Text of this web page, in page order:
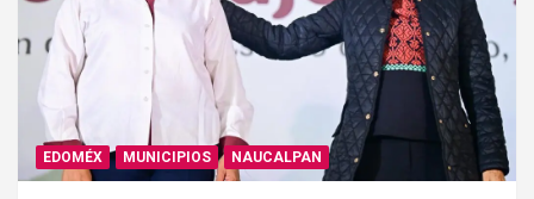
EDOMÉX MUNICIPIOS NAUCALPAN